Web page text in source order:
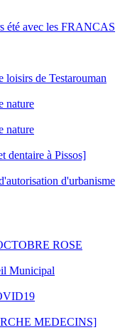
été avec les FRANCAS
loisirs de Testarouman
nature
nature
dentaire à Pissos]
d'urbanisme
ROSE
Municipal
MEDECINS]